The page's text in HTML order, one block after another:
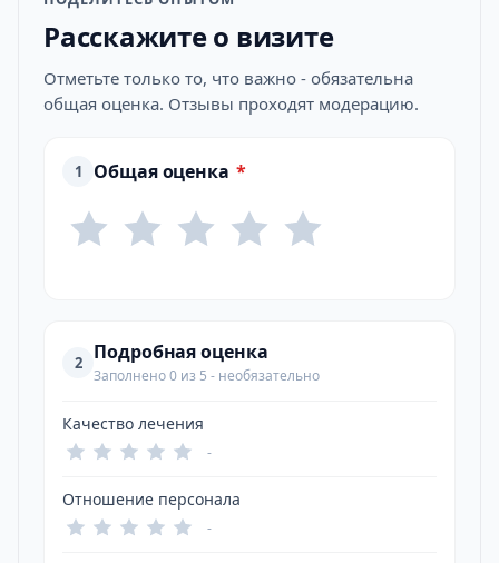
Расскажите о визите
Отметьте только то, что важно - обязательна
общая оценка. Отзывы проходят модерацию.
1 Общая оценка *
2 Подробная оценка
Заполнено 0 из 5 - необязательно
Качество лечения
-
Отношение персонала
-